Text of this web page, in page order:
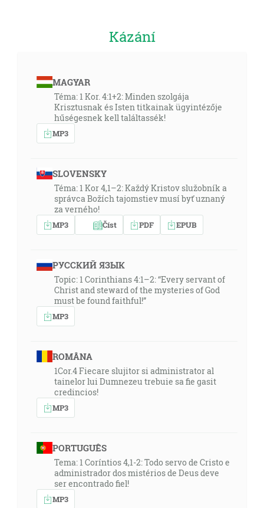
Kázání
MAGYAR
Téma: 1 Kor. 4:1+2: Minden szolgája
Krisztusnak és Isten titkainak ügyintézője
hűségesnek kell találtassék!
MP3
SLOVENSKY
Téma: 1 Kor 4,1–2: Každý Kristov služobník a
správca Božích tajomstiev musí byť uznaný
za verného!
MP3 Číst PDF EPUB
РУССКИЙ ЯЗЫК
Topic: 1 Corinthians 4:1–2: “Every servant of
Christ and steward of the mysteries of God
must be found faithful!”
MP3
ROMÂNA
1Cor.4 Fiecare slujitor si administrator al
tainelor lui Dumnezeu trebuie sa fie gasit
credincios!
MP3
PORTUGUÊS
Tema: 1 Coríntios 4,1-2: Todo servo de Cristo e
administrador dos mistérios de Deus deve
ser encontrado fiel!
MP3